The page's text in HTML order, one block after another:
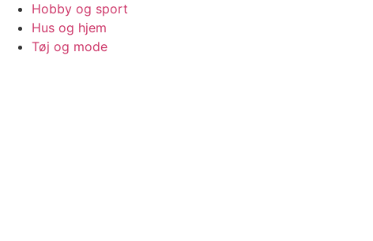
Hobby og sport
Hus og hjem
Tøj og mode